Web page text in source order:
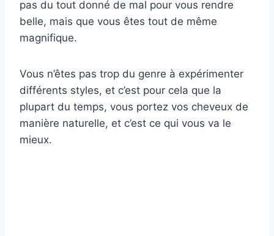
pas du tout donné de mal pour vous rendre
belle, mais que vous êtes tout de même
magnifique.
Vous n’êtes pas trop du genre à expérimenter
différents styles, et c’est pour cela que la
plupart du temps, vous portez vos cheveux de
manière naturelle, et c’est ce qui vous va le
mieux.